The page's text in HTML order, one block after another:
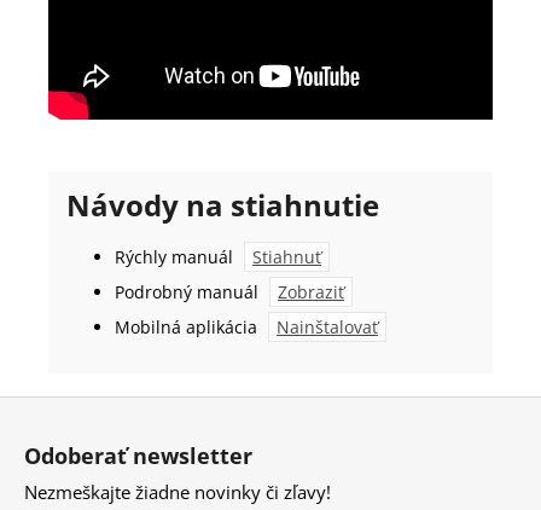
Návody na stiahnutie
Rýchly manuál
Stiahnuť
Podrobný manuál
Zobraziť
Mobilná aplikácia
Nainštalovať
Odoberať newsletter
Nezmeškajte žiadne novinky či zľavy!